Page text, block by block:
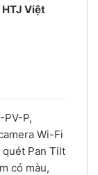
HTJ Việt
PV-P,
Wi-Fi
Pan Tilt
có màu,